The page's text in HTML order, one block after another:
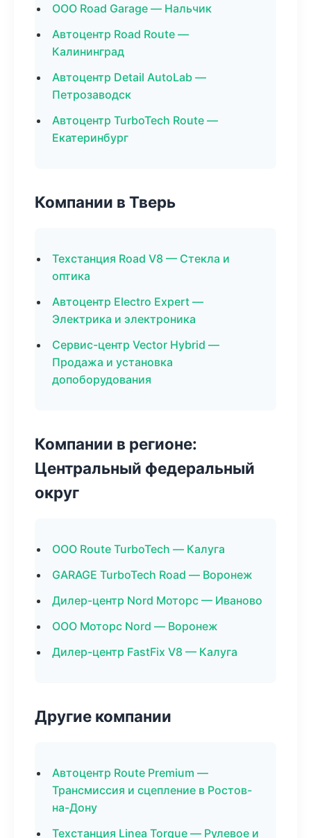
ООО Road Garage — Нальчик
Автоцентр Road Route —
Калининград
Автоцентр Detail AutoLab —
Петрозаводск
Автоцентр TurboTech Route —
Екатеринбург
Компании в Тверь
Техстанция Road V8 — Стекла и
оптика
Автоцентр Electro Expert —
Электрика и электроника
Сервис-центр Vector Hybrid —
Продажа и установка
допоборудования
Компании в регионе:
Центральный федеральный
округ
ООО Route TurboTech — Калуга
GARAGE TurboTech Road — Воронеж
Дилер-центр Nord Моторс — Иваново
ООО Моторс Nord — Воронеж
Дилер-центр FastFix V8 — Калуга
Другие компании
Автоцентр Route Premium —
Трансмиссия и сцепление в Ростов-
на-Дону
Техстанция Linea Torque — Рулевое и